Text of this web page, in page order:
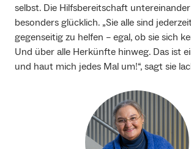
selbst. Die Hilfsbereitschaft
besonders glücklich. „Sie alle sind
gegenseitig zu helfen – egal, ob sie sich
Und über alle Herkünfte hinweg. Das ist
und haut mich jedes Mal um!“, sagt sie